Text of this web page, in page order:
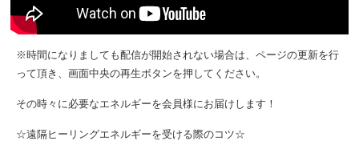
※時間になりましても配信が開始されない場合は、ページの更新を行
って頂き、画面中央の再生ボタンを押してください。
その時々に必要なエネルギーを会員様にお届けします！
☆遠隔ヒーリングエネルギーを受ける際のコツ☆